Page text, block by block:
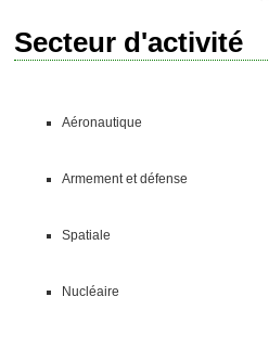
Secteur d'activité
Aéronautique
Armement et défense
Spatiale
Nucléaire